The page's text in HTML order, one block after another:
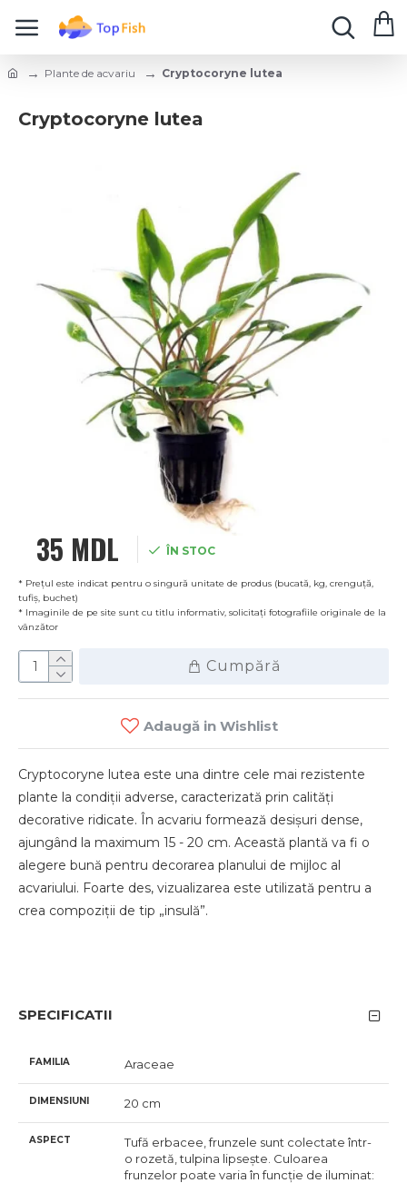
Plante de acvariu Cryptocoryne lutea
Cryptocoryne lutea
35 MDL ÎN STOC
* Prețul este indicat pentru o singură unitate de produs (bucată, kg, crenguță,
tufiș, buchet)
* Imaginile de pe site sunt cu titlu informativ, solicitați fotografiile originale de la
vânzător
Cumpără
Adaugă in Wishlist
Cryptocoryne lutea este una dintre cele mai rezistente
plante la condiții adverse, caracterizată prin calități
decorative ridicate. În acvariu formează desișuri dense,
ajungând la maximum 15 - 20 cm. Această plantă va fi o
alegere bună pentru decorarea planului de mijloc al
acvariului. Foarte des, vizualizarea este utilizată pentru a
crea compoziții de tip „insulă”.
SPECIFICATII
FAMILIA Araceae
DIMENSIUNI 20 cm
ASPECT
Tufă erbacee, frunzele sunt colectate într-
o rozetă, tulpina lipsește. Culoarea
frunzelor poate varia în funcție de iluminat: